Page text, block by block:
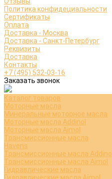
Политика конфидециальности
Сертификаты
Оплата
Доставка - Москва
Доставка - Санкт-Петербург
Реквизиты
Доставка
Контакты
+7 (495) 532-03-16
Заказать звонок
Каталог товаров
Моторные масла
Минеральные моторное масла
Моторные масла Addinol
Моторные масла Aimol
Трансмиссионные масла
Havens
Трансмиссионные масла Addinol
Трансмиссионные масла Aimol
Гидравлические масла